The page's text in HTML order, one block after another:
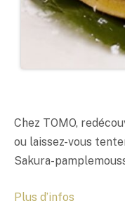
Chez TOMO,
ou laissez-vous
Sakura-
Plus d’infos